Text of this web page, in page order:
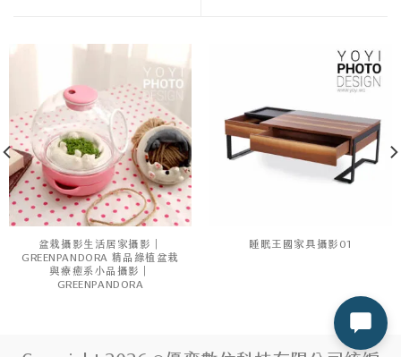
盆栽攝影生活居家攝影｜
GREENPANDORA 精品綠植盆栽
與療癒系小品攝影｜
GREENPANDORA
睡眠王國家具攝影01